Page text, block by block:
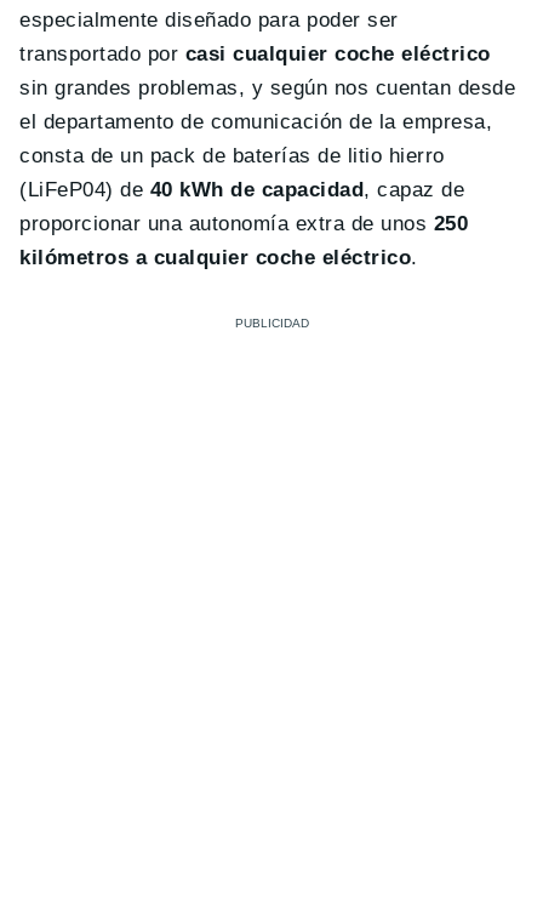
especialmente diseñado para poder ser
transportado por casi cualquier coche eléctrico
sin grandes problemas, y según nos cuentan desde
el departamento de comunicación de la empresa,
consta de un pack de baterías de litio hierro
(LiFeP04) de 40 kWh de capacidad , capaz de
proporcionar una autonomía extra de unos 250
kilómetros a cualquier coche eléctrico.